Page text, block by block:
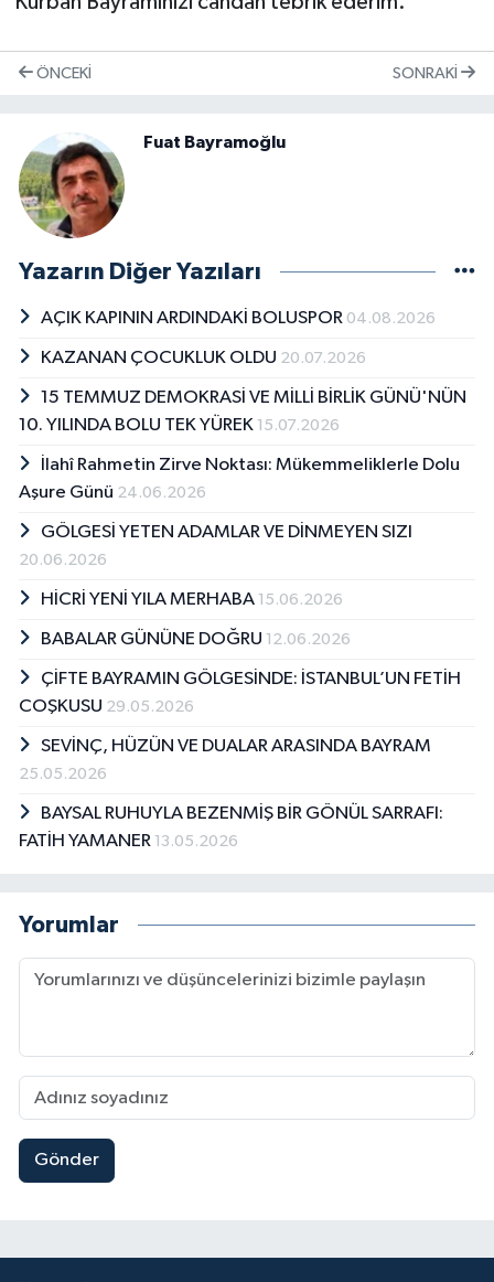
ÖNCEKI SONRAKI
Fuat Bayramoğlu
Yazarın Diğer Yazıları
AÇIK KAPININ ARDINDAKİ BOLUSPOR 04.08.2026
KAZANAN ÇOCUKLUK OLDU 20.07.2026
15 TEMMUZ DEMOKRASİ VE MİLLİ BİRLİK GÜNÜ'NÜN
10. YILINDA BOLU TEK YÜREK 15.07.2026
İlahî Rahmetin Zirve Noktası: Mükemmeliklerle Dolu
Aşure Günü 24.06.2026
GÖLGESİ YETEN ADAMLAR VE DİNMEYEN SIZI
20.06.2026
HİCRİ YENİ YILA MERHABA 15.06.2026
BABALAR GÜNÜNE DOĞRU 12.06.2026
ÇİFTE BAYRAMIN GÖLGESİNDE: İSTANBUL’UN FETİH
COŞKUSU 29.05.2026
SEVİNÇ, HÜZÜN VE DUALAR ARASINDA BAYRAM
25.05.2026
BAYSAL RUHUYLA BEZENMİŞ BİR GÖNÜL SARRAFI:
FATİH YAMANER 13.05.2026
Yorumlar
Gönder